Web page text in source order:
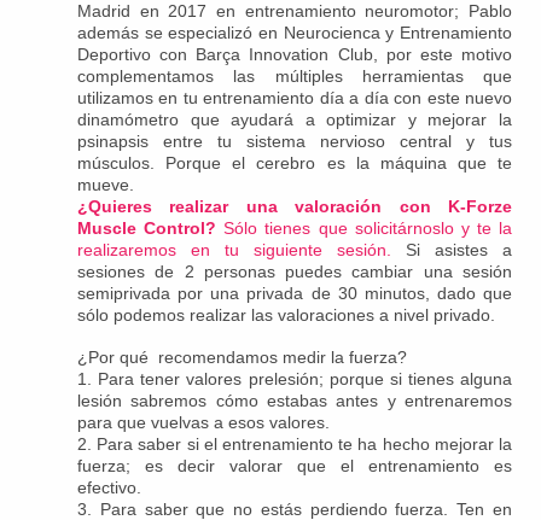
Madrid en 2017 en entrenamiento neuromotor; Pablo
además se especializó en Neurocienca y Entrenamiento
Deportivo con Barça Innovation Club, por este motivo
complementamos las múltiples herramientas que
utilizamos en tu entrenamiento día a día con este nuevo
dinamómetro que ayudará a optimizar y mejorar la
psinapsis entre tu sistema nervioso central y tus
músculos. Porque el cerebro es la máquina que te
mueve.
¿Quieres realizar una valoración con K-Forze
Muscle Control? Sólo tienes que solicitárnoslo y te la
realizaremos en tu siguiente sesión.
Si asistes a
sesiones de 2 personas puedes cambiar una sesión
semiprivada por una privada de 30 minutos, dado que
sólo podemos realizar las valoraciones a nivel privado.
¿Por qué recomendamos medir la fuerza?
1. Para tener valores prelesión; porque si tienes alguna
lesión sabremos cómo estabas antes y entrenaremos
para que vuelvas a esos valores.
2. Para saber si el entrenamiento te ha hecho mejorar la
fuerza; es decir valorar que el entrenamiento es
efectivo.
3. Para saber que no estás perdiendo fuerza. Ten en